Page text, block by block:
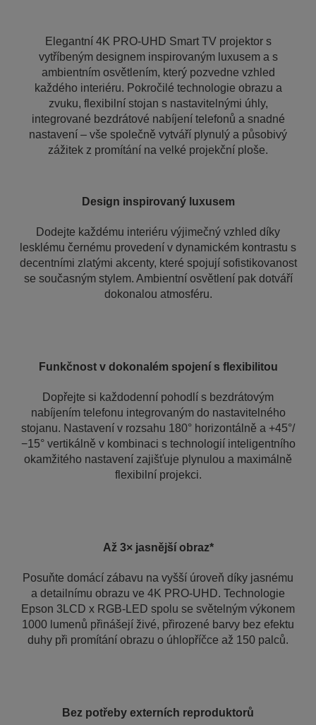
Elegantní 4K PRO-UHD Smart TV projektor s
vytříbeným designem inspirovaným luxusem a s
ambientním osvětlením, který pozvedne vzhled
každého interiéru. Pokročilé technologie obrazu a
zvuku, flexibilní stojan s nastavitelnými úhly,
integrované bezdrátové nabíjení telefonů a snadné
nastavení – vše společně vytváří plynulý a působivý
zážitek z promítání na velké projekční ploše.
Design inspirovaný luxusem
Dodejte každému interiéru výjimečný vzhled díky
lesklému černému provedení v dynamickém kontrastu s
decentními zlatými akcenty, které spojují sofistikovanost
se současným stylem. Ambientní osvětlení pak dotváří
dokonalou atmosféru.
Funkčnost v dokonalém spojení s flexibilitou
Dopřejte si každodenní pohodlí s bezdrátovým
nabíjením telefonu integrovaným do nastavitelného
stojanu. Nastavení v rozsahu 180° horizontálně a +45°/
−15° vertikálně v kombinaci s technologií inteligentního
okamžitého nastavení zajišťuje plynulou a maximálně
flexibilní projekci.
Až 3× jasnější obraz*
Posuňte domácí zábavu na vyšší úroveň díky jasnému
a detailnímu obrazu ve 4K PRO-UHD. Technologie
Epson 3LCD x RGB-LED spolu se světelným výkonem
1000 lumenů přinášejí živé, přirozené barvy bez efektu
duhy při promítání obrazu o úhlopříčce až 150 palců.
Bez potřeby externích reproduktorů